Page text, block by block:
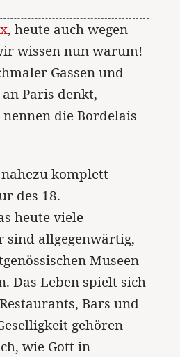
, heute auch wegen
wissen nun warum!
Gassen und
Paris denkt,
die Bordelais
komplett
des 18.
heute viele
sind allgegenwärtig,
Museen
Das Leben spielt sich
Bars und
gehören
wie Gott in